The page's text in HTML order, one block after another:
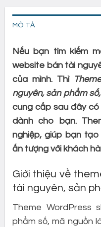
MÔ TẢ
Nếu bạn tìm kiếm
website bán tài
của mình. Thì
nguyên, sản phẩm
cung cấp sau đây có
dành cho bạn.
nghiệp, giúp bạn
ấn tượng với khách
Giới thiệu về
tài nguyên, sản
Theme WordPress
phẩm số, mã nguồn